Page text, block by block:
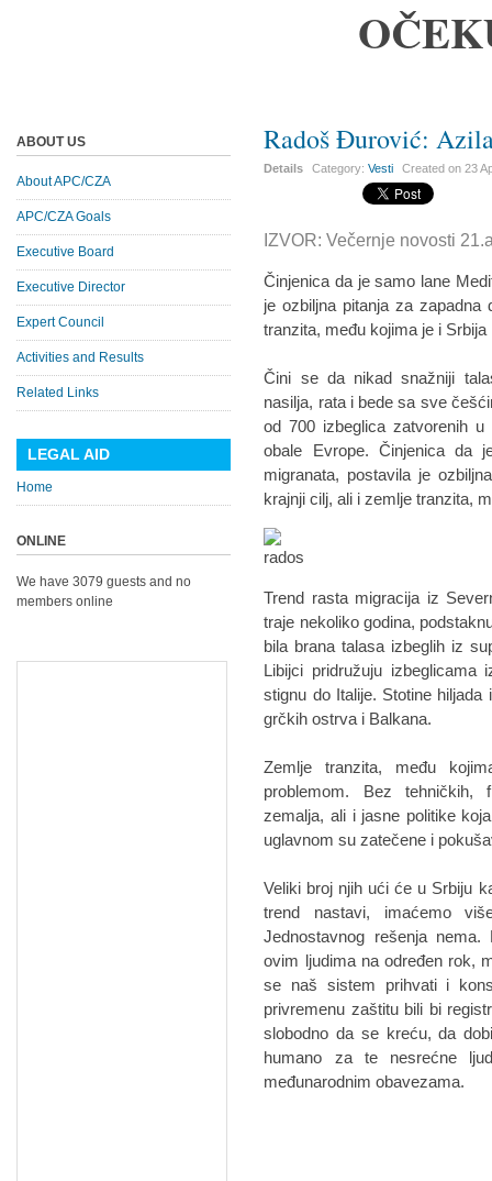
Radoš Đurović:
Details Category:Vesti Created on23
IZVOR: Večernje novosti
Činjenica da je samo lane
je ozbiljna pitanja za
tranzita, među kojima je i Srbija
Čini se da nikad snažniji
nasilja, rata i bede sa sve
od 700 izbeglica zatvorenih u
obale Evrope. Činjenica da
migranata, postavila je
krajnji cilj, ali i zemlje tranzita,
Trend rasta migracija iz
traje nekoliko godina,
bila brana talasa izbeglih iz
Libijci pridružuju
stignu do Italije. Stotine
grčkih ostrva i Balkana.
Zemlje tranzita, među
problemom. Bez tehničkih,
zemalja, ali i jasne politike
uglavnom su zatečene i
Veliki broj njih ući će u Srbiju
trend nastavi, imaćemo
Jednostavnog rešenja
ovim ljudima na određen rok,
se naš sistem prihvati i
privremenu zaštitu bili bi
slobodno da se kreću, da
humano za te nesrećne
međunarodnim obavezama.
ABOUT US
About APC/CZA
APC/CZA Goals
Executive Board
Executive Director
Expert Council
Activities and Results
Related Links
LEGAL AID
Home
ONLINE
We have 3079 guests and no
members online